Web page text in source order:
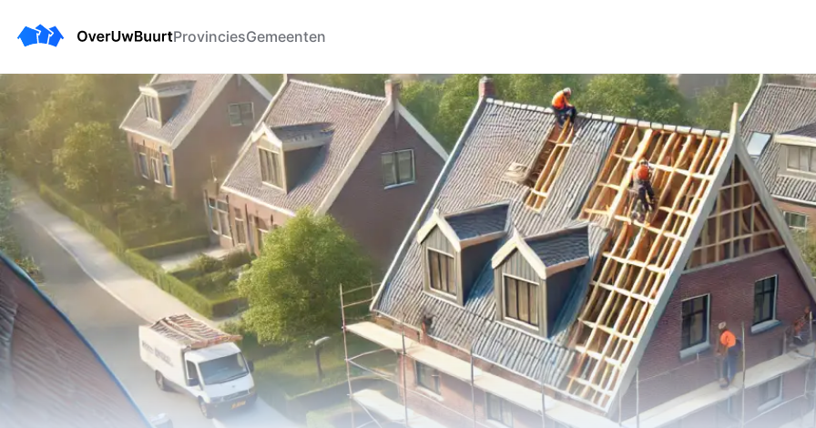
ProvinciesGemeenten